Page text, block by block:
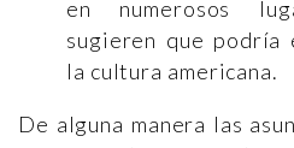
en numerosos
sugieren que podría
la cultura americana.
De alguna manera las